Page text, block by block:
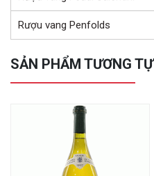
Rượu vang Penfolds
SẢN PHẨM TƯƠNG TỰ